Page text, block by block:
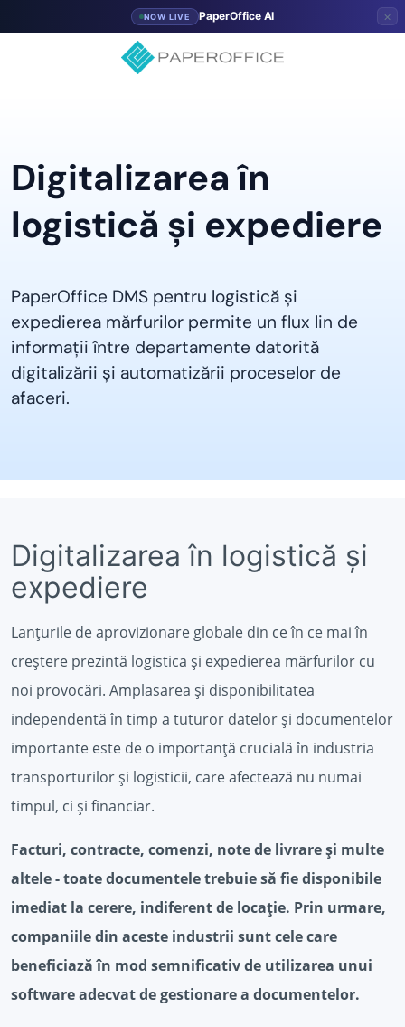
NOW LIVE PaperOffice AI ×
Digitalizarea în
logistică și expediere
PaperOffice DMS pentru logistică și
expedierea mărfurilor permite un flux lin de
informații între departamente datorită
digitalizării și automatizării proceselor de
afaceri.
Digitalizarea în logistică și
expediere
Lanțurile de aprovizionare globale din ce în ce mai în
creștere prezintă logistica și expedierea mărfurilor cu
noi provocări. Amplasarea și disponibilitatea
independentă în timp a tuturor datelor și documentelor
importante este de o importanță crucială în industria
transporturilor și logisticii, care afectează nu numai
timpul, ci și financiar.
Facturi, contracte, comenzi, note de livrare și multe
altele - toate documentele trebuie să fie disponibile
imediat la cerere, indiferent de locație. Prin urmare,
companiile din aceste industrii sunt cele care
beneficiază în mod semnificativ de utilizarea unui
software adecvat de gestionare a documentelor.